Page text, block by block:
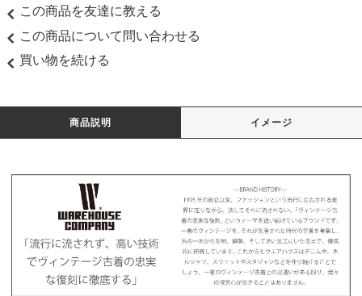
この商品を友達に教える
この商品について問い合わせる
買い物を続ける
商品説明 イメージ